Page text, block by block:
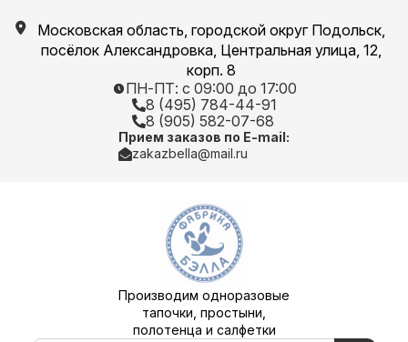
Московская область, городской округ Подольск,
посёлок Александровка, Центральная улица, 12,
корп. 8
ПН-ПТ: с 09:00 до 17:00
8 (495) 784-44-91
8 (905) 582-07-68
Прием заказов по E-mail:
zakazbella@mail.ru
Производим одноразовые
тапочки, простыни,
полотенца и салфетки